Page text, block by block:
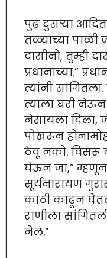
पुढं दुसर्‍या
तळ्याच्या पाळी
दासीनो, तुम्ही
प्रधानाच्या.”
त्यांनी
त्याला घरी
नेसायला दिला,
पोखरून
ठेवू नको.
घेऊन जा,”
सूर्यनारायण
काठी काढून
राणीला
नेलं.”